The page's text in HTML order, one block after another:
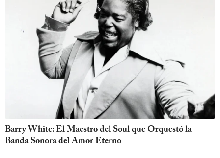
Barry White: El Maestro del Soul que Orquestó la
Banda Sonora del Amor Eterno